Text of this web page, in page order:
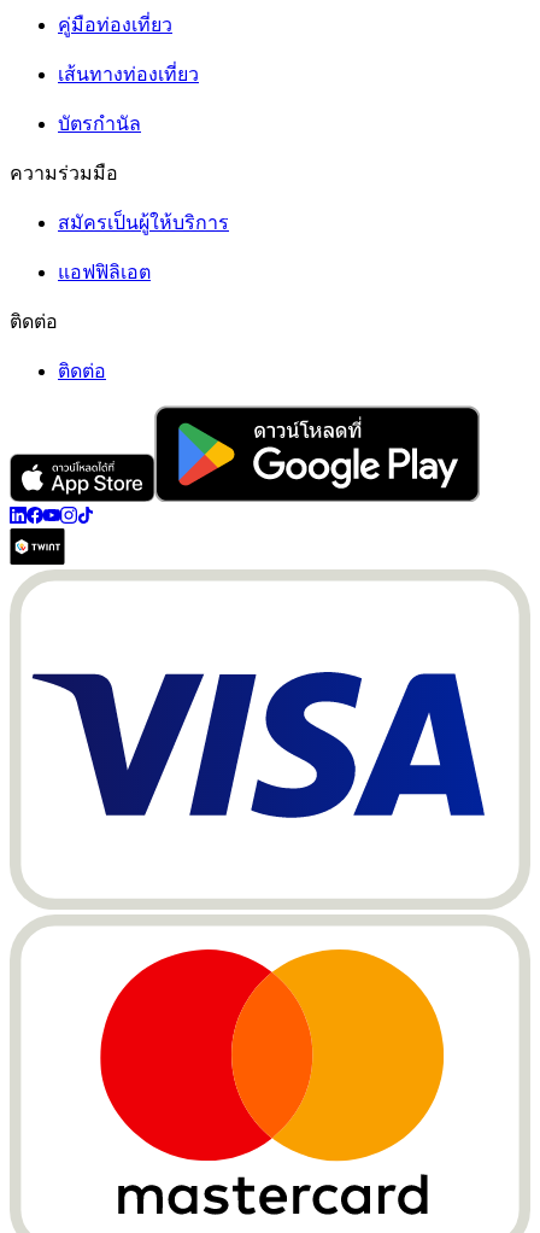
คู่มือท่องเที่ยว
เส้นทางท่องเที่ยว
บัตรกำนัล
ความร่วมมือ
สมัครเป็นผู้ให้บริการ
แอฟฟิลิเอต
ติดต่อ
ติดต่อ